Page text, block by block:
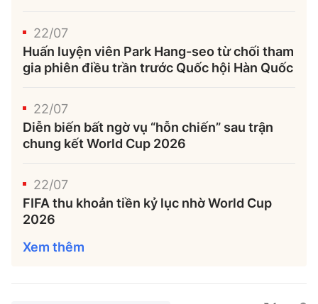
22/07
Huấn luyện viên Park Hang-seo từ chối tham
gia phiên điều trần trước Quốc hội Hàn Quốc
22/07
Diễn biến bất ngờ vụ “hỗn chiến” sau trận
chung kết World Cup 2026
22/07
FIFA thu khoản tiền kỷ lục nhờ World Cup
2026
Xem thêm